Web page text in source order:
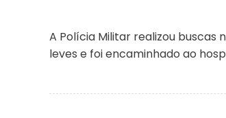
A Polícia Militar realizou buscas
leves e foi encaminhado ao